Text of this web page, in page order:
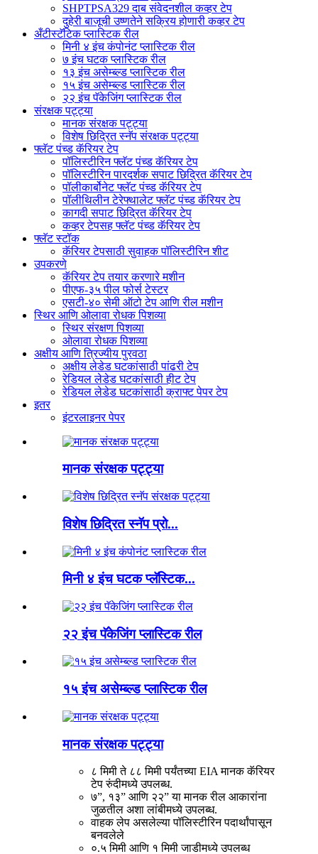
SHPTPSA329 दाब संवेदनशील कव्हर टेप
दुहेरी बाजूची उष्णतेने सक्रिय होणारी कव्हर टेप
अँटीस्टॅटिक प्लास्टिक रील
मिनी ४ इंच कंपोनंट प्लास्टिक रील
७ इंच घटक प्लास्टिक रील
१३ इंच असेम्ब्ल्ड प्लास्टिक रील
१५ इंच असेम्ब्ल्ड प्लास्टिक रील
२२ इंच पॅकेजिंग प्लास्टिक रील
संरक्षक पट्ट्या
मानक संरक्षक पट्ट्या
विशेष छिद्रित स्नॅप संरक्षक पट्ट्या
फ्लॅट पंच्ड कॅरियर टेप
पॉलिस्टीरिन फ्लॅट पंच्ड कॅरियर टेप
पॉलिस्टीरिन पारदर्शक सपाट छिद्रित कॅरियर टेप
पॉलीकार्बोनेट फ्लॅट पंच्ड कॅरियर टेप
पॉलीथिलीन टेरेफ्थालेट फ्लॅट पंच्ड कॅरियर टेप
कागदी सपाट छिद्रित कॅरियर टेप
कव्हर टेपसह फ्लॅट पंच्ड कॅरियर टेप
फ्लॅट स्टॉक
कॅरियर टेपसाठी सुवाहक पॉलिस्टीरिन शीट
उपकरणे
कॅरियर टेप तयार करणारे मशीन
पीएफ-३५ पील फोर्स टेस्टर
एसटी-४० सेमी ऑटो टेप आणि रील मशीन
स्थिर आणि ओलावा रोधक पिशव्या
स्थिर संरक्षण पिशव्या
ओलावा रोधक पिशव्या
अक्षीय आणि त्रिज्यीय पुरवठा
अक्षीय लेडेड घटकांसाठी पांढरी टेप
रेडियल लेडेड घटकांसाठी हीट टेप
रेडियल लेडेड घटकांसाठी क्राफ्ट पेपर टेप
इतर
इंटरलाइनर पेपर
मानक संरक्षक पट्ट्या
विशेष छिद्रित स्नॅप प्रो...
मिनी ४ इंच घटक प्लॅस्टिक...
२२ इंच पॅकेजिंग प्लास्टिक रील
१५ इंच असेम्ब्ल्ड प्लास्टिक रील
मानक संरक्षक पट्ट्या
८ मिमी ते ८८ मिमी पर्यंतच्या EIA मानक कॅरियर
टेप रुंदीमध्ये उपलब्ध.
७”, १३” आणि २२” या मानक रील आकारांना
जुळतील अशा लांबीमध्ये उपलब्ध.
वाहक लेप असलेल्या पॉलिस्टीरिन पदार्थांपासून
बनवलेले
०.५ मिमी आणि १ मिमी जाडीमध्ये उपलब्ध